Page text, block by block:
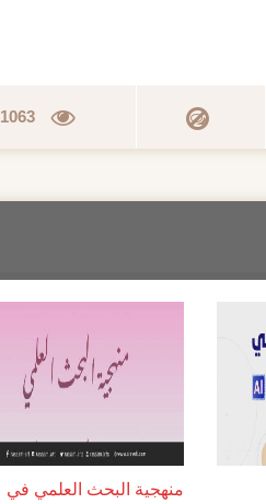
1063
منهجية البحث العلمي في